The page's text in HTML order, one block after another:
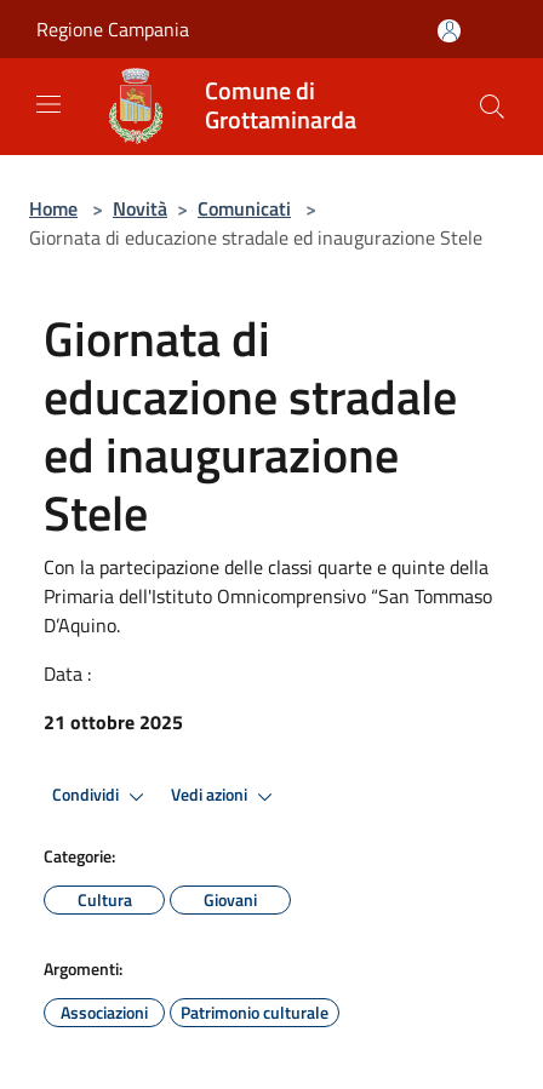
Regione Campania
Comune di
Grottaminarda
Home > Novità > Comunicati >
Giornata di educazione stradale ed inaugurazione Stele
Giornata di
educazione stradale
ed inaugurazione
Stele
Con la partecipazione delle classi quarte e quinte della
Primaria dell'Istituto Omnicomprensivo “San Tommaso
D’Aquino.
Data :
21 ottobre 2025
Condividi Vedi azioni
Categorie:
Cultura
Giovani
Argomenti:
Associazioni
Patrimonio culturale